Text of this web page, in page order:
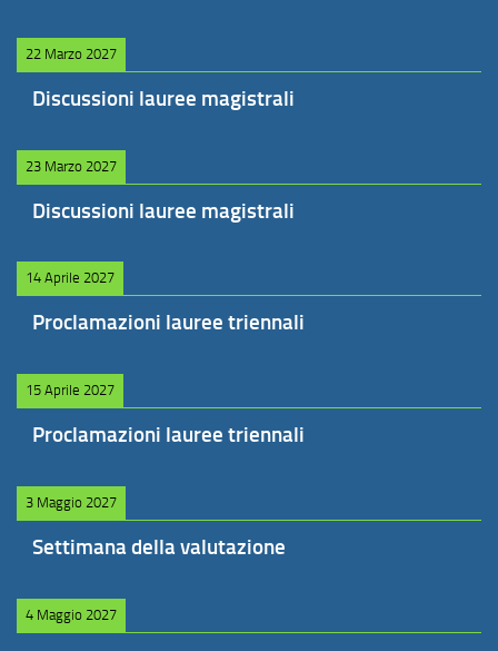
22 Marzo 2027
Discussioni lauree magistrali
23 Marzo 2027
Discussioni lauree magistrali
14 Aprile 2027
Proclamazioni lauree triennali
15 Aprile 2027
Proclamazioni lauree triennali
3 Maggio 2027
Settimana della valutazione
4 Maggio 2027